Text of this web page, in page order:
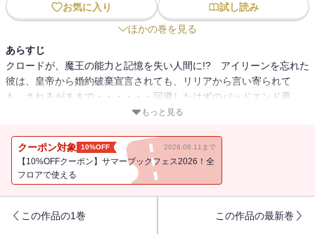
お気に入り
試し読み
ほかの巻を見る
あらすじ
クロードが、魔王の能力と記憶を失い人間に!? アイリーンを忘れた
彼は、皇帝から婚約破棄宣言されても、リリアから言い寄られて
も、されるがままで・・・・・・回避したはずのバッドエンド再
び!? 悪役令嬢、最大の危機！ 電子特典として、書下ろしショート
もっと見る
クーポン対象 10%OFF 2026.08.11まで
【10%OFFクーポン】サマーブックフェス2026！全
フロアで使える
この作品の1巻 この作品の最新巻